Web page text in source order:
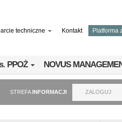
techniczne Kontakt Platforma
PPOŻ NOVUS
STREFAINFORMACJI ZALOGUJ